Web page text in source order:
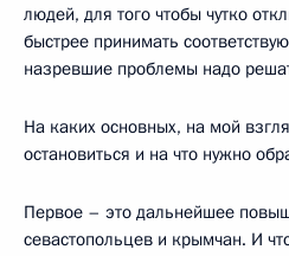
людей, для того чтобы чутко
быстрее принимать
назревшие проблемы надо
На каких основных, на мой
остановиться и на что нужно
Первое – это дальнейшее
севастопольцев и крымчан. И